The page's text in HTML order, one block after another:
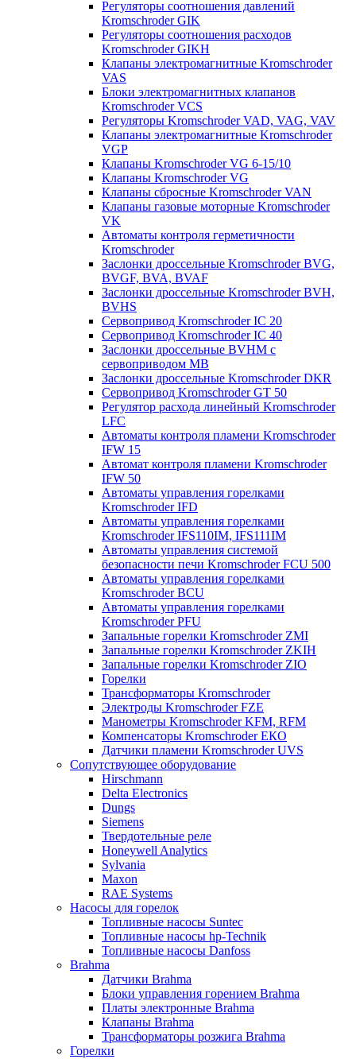
Регуляторы соотношения давлений
Kromschroder GIK
Регуляторы соотношения расходов
Kromschroder GIKH
Клапаны электромагнитные Kromschroder
VAS
Блоки электромагнитных клапанов
Kromschroder VCS
Регуляторы Kromschroder VAD, VAG, VAV
Клапаны электромагнитные Kromschroder
VGP
Клапаны Kromschroder VG 6-15/10
Клапаны Kromschroder VG
Клапаны сбросные Kromschroder VAN
Клапаны газовые моторные Kromschroder
VK
Автоматы контроля герметичности
Kromschroder
Заслонки дроссельные Kromschroder BVG,
BVGF, BVA, BVAF
Заслонки дроссельные Kromschroder BVH,
BVHS
Сервопривод Kromschroder IC 20
Сервопривод Kromschroder IC 40
Заслонки дроссельные BVHM с
сервоприводом МВ
Заслонки дроссельные Kromschroder DKR
Cервопривод Kromschroder GT 50
Регулятор расхода линейный Kromschroder
LFC
Автоматы контроля пламени Kromschroder
IFW 15
Автомат контроля пламени Kromschroder
IFW 50
Автоматы управления горелками
Kromschroder IFD
Автоматы управления горелками
Kromschroder IFS110IM, IFS111IM
Автоматы управления системой
безопасности печи Kromschroder FCU 500
Автоматы управления горелками
Kromschroder BCU
Автоматы управления горелками
Kromschroder PFU
Запальные горелки Kromschroder ZМI
Запальные горелки Kromschroder ZKIH
Запальные горелки Kromschroder ZIO
Горелки
Трансформаторы Kromschroder
Электроды Kromschroder FZE
Манометры Kromschroder KFM, RFM
Компенсаторы Kromschroder ЕКО
Датчики пламени Kromschroder UVS
Сопутствующее оборудование
Hirschmann
Delta Electronics
Dungs
Siemens
Твердотельные реле
Honeywell Analytics
Sylvania
Maxon
RAE Systems
Насосы для горелок
Топливные насосы Suntec
Топливные насосы hp-Technik
Топливные насосы Danfoss
Brahma
Датчики Brahma
Блоки управления горением Brahma
Платы электронные Brahma
Клапаны Brahma
Трансформаторы розжига Brahma
Горелки